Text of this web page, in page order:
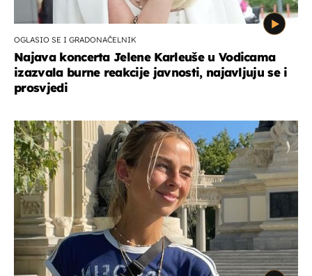
OGLASIO SE I GRADONAČELNIK
Najava koncerta Jelene Karleuše u Vodicama
izazvala burne reakcije javnosti, najavljuju se i
prosvjedi